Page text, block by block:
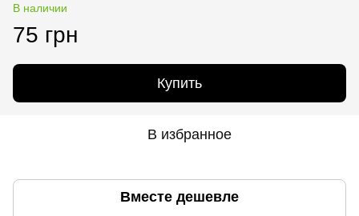
В наличии
75 грн
Купить
В избранное
Вместе дешевле